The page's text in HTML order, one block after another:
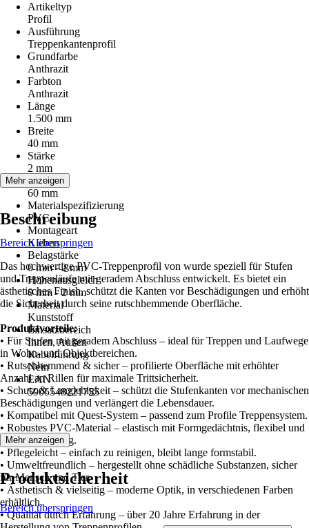
Artikeltyp
Profil
Ausführung
Treppenkantenprofil
Grundfarbe
Anthrazit
Farbton
Anthrazit
Länge
1.500 mm
Breite
40 mm
Stärke
2 mm
Höhe
60 mm
Materialspezifizierung
PVC
Montageart
Kleben
Belagstärke
0 mm - 2 mm
Höhenausgleich
0 mm - 2 mm
Material
Kunststoff
Einsatzbereich
Innen, Außen
Kabelführung
Nein
EAN
5905548221755
Mehr anzeigen
Beschreibung
Bereich überspringen
Das hochwertige PVC-Treppenprofil von wurde speziell für Stufen
und Treppenläufe mit geradem Abschluss entwickelt. Es bietet ein
ästhetisches Finish, schützt die Kanten vor Beschädigungen und erhöht
die Sicherheit durch seine rutschhemmende Oberfläche.
Produktvorteile:
• Für Stufen mit geradem Abschluss – ideal für Treppen und Laufwege
in Wohn- und Objektbereichen.
• Rutschhemmend & sicher – profilierte Oberfläche mit erhöhter
Anzahl an Rillen für maximale Trittsicherheit.
• Schutz & Langlebigkeit – schützt die Stufenkanten vor mechanischen
Beschädigungen und verlängert die Lebensdauer.
• Kompatibel mit Quest-System – passend zum Profile Treppensystem.
• Robustes PVC-Material – elastisch mit Formgedächtnis, flexibel und
widerstandsfähig.
• Pflegeleicht – einfach zu reinigen, bleibt lange formstabil.
• Umweltfreundlich – hergestellt ohne schädliche Substanzen, sicher
für Mensch und Tier.
• Ästhetisch & vielseitig – moderne Optik, in verschiedenen Farben
erhältlich.
• Qualität durch Erfahrung – über 20 Jahre Erfahrung in der
Mehr anzeigen
Produktsicherheit
Bereich überspringen